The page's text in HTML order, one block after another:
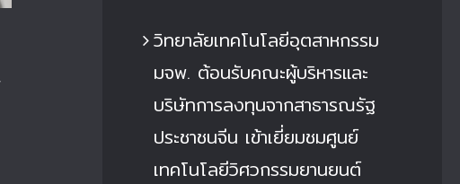
วิทยาลัยเทคโนโลยีอุตสาหกรรม
มจพ. ต้อนรับคณะผู้บริหารและ
บริษัทการลงทุนจากสาธารณรัฐ
ประชาชนจีน เข้าเยี่ยมชมศูนย์
เทคโนโลยีวิศวกรรมยานยนต์